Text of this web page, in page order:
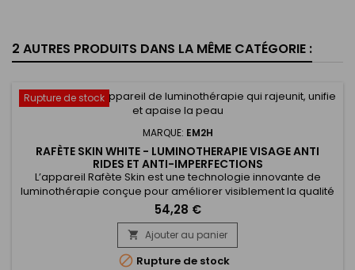
2 AUTRES PRODUITS DANS LA MÊME CATÉGORIE :
Rupture de stock
MARQUE: EM2H
RAFÈTE SKIN WHITE - LUMINOTHERAPIE VISAGE ANTI
RIDES ET ANTI-IMPERFECTIONS
L’appareil Rafète Skin est une technologie innovante de
luminothérapie conçue pour améliorer visiblement la qualité
de la peau. Grâce à ses fonctions avancées de LED light
therapy, de chaleur réglable et de technologie EMS, il stimule
la production de collagène, favorise la régénération
cellulaire et aide à l’élimination des toxines. Cet appareil...
54,28 €
 Ajouter au panier
 Rupture de stock